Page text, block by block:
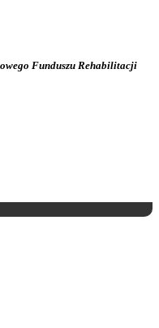
Funduszu Rehabilitacji